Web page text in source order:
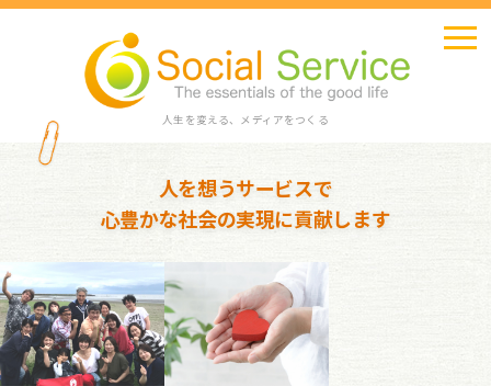
人生を変える、メディアをつくる
人を想うサービスで
心豊かな社会の実現に貢献します